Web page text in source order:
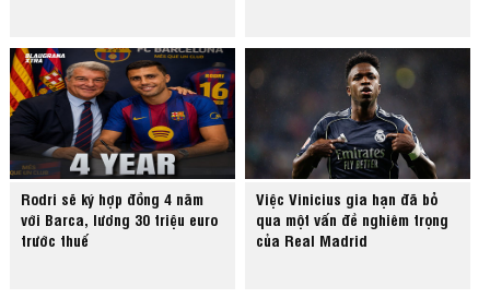
Rodri sẽ ký hợp đồng 4 năm
với Barca, lương 30 triệu euro
trước thuế
Việc Vinicius gia hạn đã bỏ
qua một vấn đề nghiêm trọng
của Real Madrid